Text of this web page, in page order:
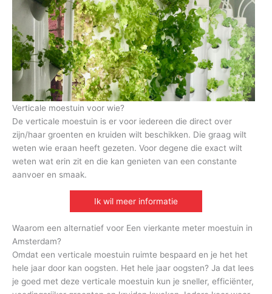
Verticale moestuin voor wie?
De verticale moestuin is er voor iedereen die direct over
zijn/haar groenten en kruiden wilt beschikken. Die graag wilt
weten wie eraan heeft gezeten. Voor degene die exact wilt
weten wat erin zit en die kan genieten van een constante
aanvoer en smaak.
Ik wil meer informatie
Waarom een alternatief voor Een vierkante meter moestuin in
Amsterdam?
Omdat een verticale moestuin ruimte bespaard en je het het
hele jaar door kan oogsten. Het hele jaar oogsten? Ja dat lees
je goed met deze verticale moestuin kun je sneller, efficiënter,